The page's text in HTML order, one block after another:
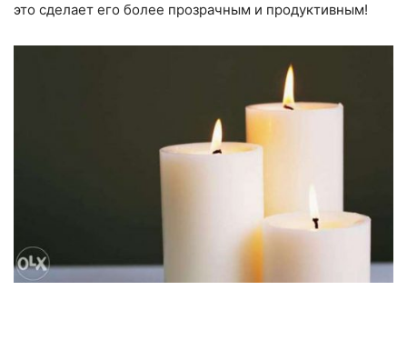
это сделает его более прозрачным и продуктивным!